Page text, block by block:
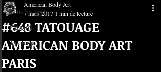
Tous les posts
Piercing
Tatouage
#648 TATOUAGE
AMERICAN BODY ART
PARIS
American Body Art
7 mars 2017 1 min de lecture